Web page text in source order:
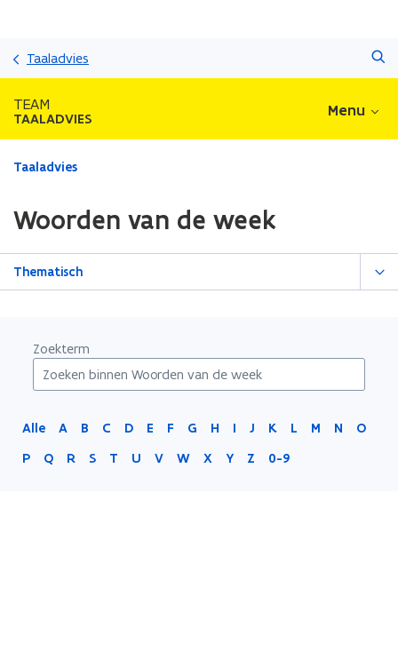
Taaladvies
TEAM
TAALADVIES Menu
Gedaan
zich
op:
Woorden
Taaladvies
Woorden van de week
Thematisch
Zoekterm
Alle A B C D E F G H I J K L M N
O
P
Q R S T U V W X Y Z 0-9